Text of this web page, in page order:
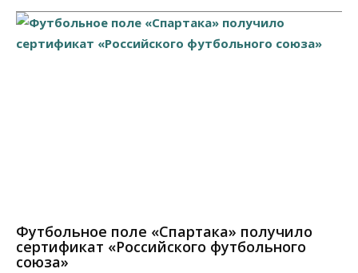
Футбольное поле «Спартака» получило
сертификат «Российского футбольного
союза»